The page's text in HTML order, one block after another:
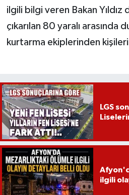
ilgili bilgi veren Bakan Yıldız
çıkarılan 80 yaralı arasında
kurtarma ekiplerinden
LGS
ilgili